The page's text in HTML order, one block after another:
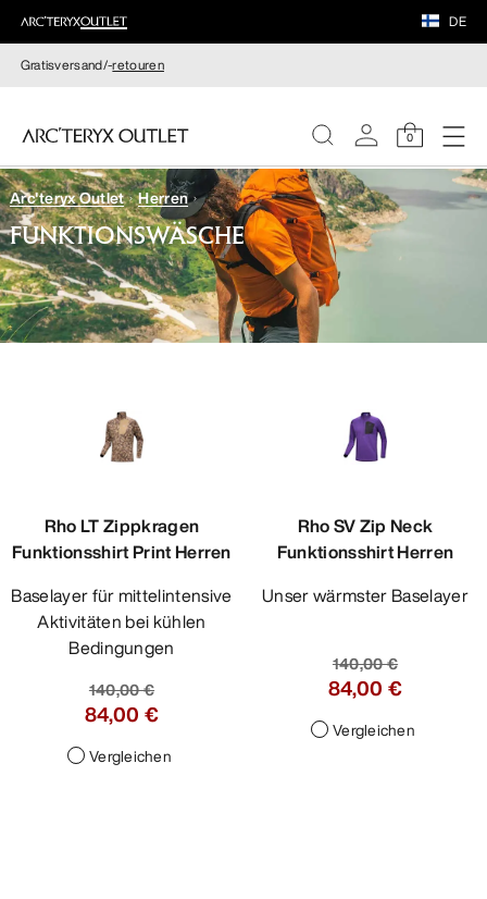
DE
Gratisversand/-retouren
0
DAMEN
HERREN
Arc'teryx Outlet Herren
FUNKTIONSWÄSCHE
Rho LT Zippkragen
Funktionsshirt Print Herren
Baselayer für mittelintensive
Aktivitäten bei kühlen
Bedingungen
140,00 €
84,00 €
Vergleichen
Rho SV Zip Neck
Funktionsshirt Herren
Unser wärmster Baselayer
140,00 €
84,00 €
Vergleichen